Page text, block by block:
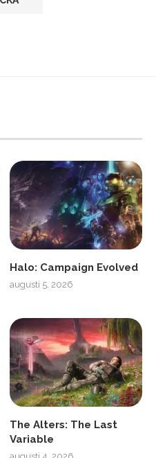
Halo: Campaign Evolved
augusti 5, 2026
The Alters: The Last
Variable